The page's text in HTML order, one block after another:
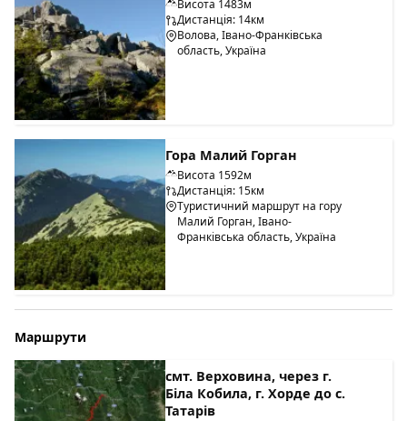
Висота 1483м
Дистанція: 14км
Волова, Івано-Франківська
область, Україна
Гора Малий Горган
Висота 1592м
Дистанція: 15км
Туристичний маршрут на гору
Малий Горган, Івано-
Франківська область, Україна
Маршрути
смт. Верховина, через г.
Біла Кобила, г. Хорде до с.
Татарів